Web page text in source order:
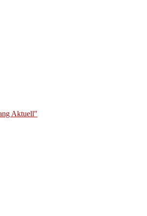
Aktuell"